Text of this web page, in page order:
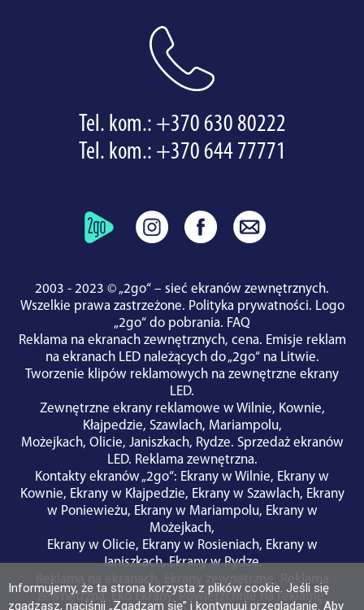
Informujemy, że ta strona korzysta z plików cookie. Jeśli się
zgadzasz, naciśnij „Zgadzam się” i kontynuuj przeglądanie. Aby
Tel. kom.: +370 630 80222
Tel. kom.: +370 644 77771
2003 - 2023 © „2go“ – sieć ekranów zewnętrznych.
Wszelkie prawa zastrzeżone. Polityka prywatności. Logo
„2go“ do pobrania. FAQ
Reklama na ekranach zewnętrznych, cena. Emisje reklam
na ekranach LED należących do „2go“ na Litwie.
Tworzenie klipów reklamowych na zewnętrzne ekrany
LED.
Zewnętrzne ekrany reklamowe w Wilnie, Kownie,
Kłajpedzie, Szawlach, Mariampolu,
Możejkach, Olicie, Janiszkach, Rydze. Sprzedaż ekranów
LED. Reklama zewnętrzna.
Kontakty ekranów „2go“: Ekrany w Wilnie, Ekrany w
Kownie, Ekrany w Kłajpedzie, Ekrany w Szawlach, Ekrany
w Poniewieżu, Ekrany w Mariampolu, Ekrany w
Możejkach,
Ekrany w Olicie, Ekrany w Rosieniach, Ekrany w
Janiszkach,Ekrany w Rydze.
Reklama
zewnętrzna, Eko Ekrany,Powierzchnie na reklamę,